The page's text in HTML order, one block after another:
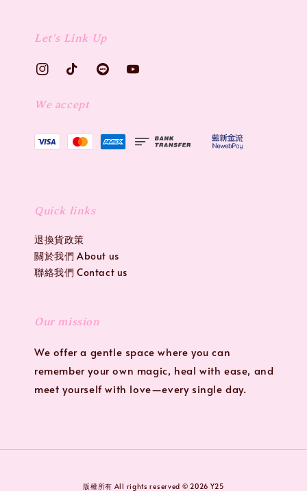
Let's Link Up
We accept
Quick links
退換貨政策
關於我們 About us
聯絡我們 Contact us
Our mission
We offer a gentle space where you can
remember your own magic, heal with ease, and
meet yourself with love—every single day.
版權所有 All rights reserved © 2026 Y25